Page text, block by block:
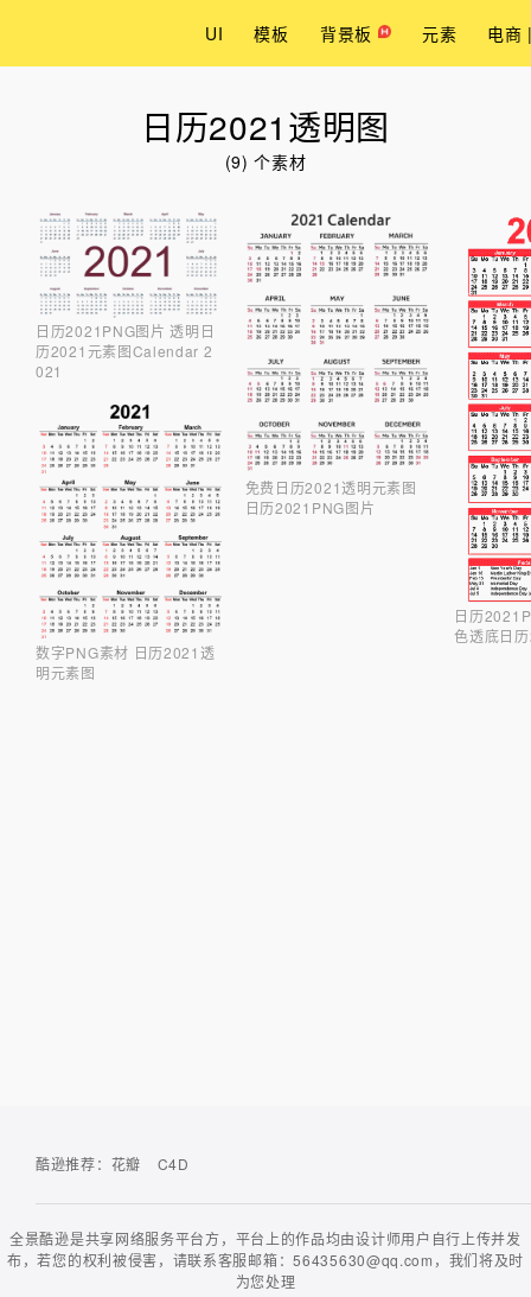
UI 模板 背景板 元素 电商
日历2021透明图
(9) 个素材
日历2021PNG图片 透明日
历2021元素图Calendar 2
021
数字PNG素材 日历2021透
明元素图
免费日历2021透明元素图
日历2021PNG图片
日历
色透底日
酷逊推荐： 花瓣 C4D
全景酷逊是共享网络服务平台方，平台上的作品均由设计师用户自行上传并发
布，若您的权利被侵害，请联系客服邮箱：56435630@qq.com，我们将及时
为您处理